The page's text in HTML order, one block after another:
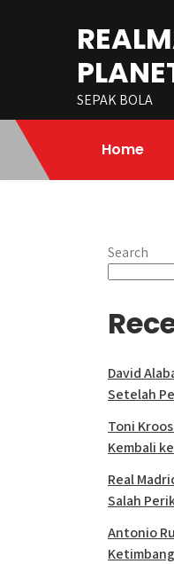
SEPAK BOLA
Home
Search
David
Setelah
Toni
Kembali
Real
Salah
Antonio